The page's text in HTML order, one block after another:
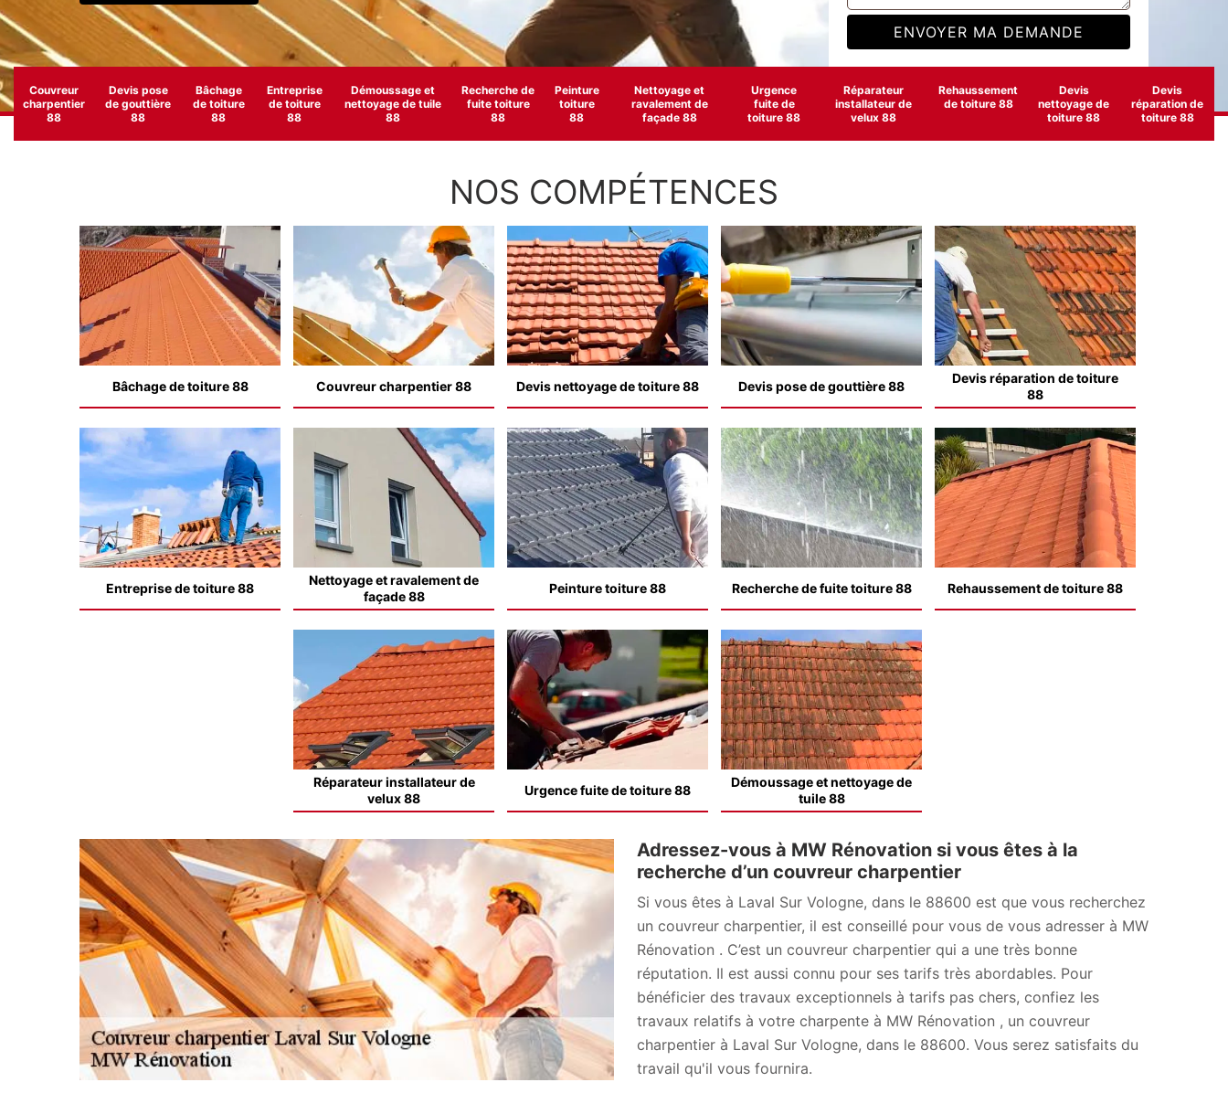
Couvreur
charpentier
88
Devis pose
de gouttière
88
Bâchage
de toiture
88
Entreprise
de toiture
88
Démoussage et
nettoyage de tuile
88
Recherche de
fuite toiture
88
Peinture
toiture
88
Nettoyage et
ravalement de
façade 88
Urgence
fuite de
toiture 88
Réparateur
installateur de
velux 88
Rehaussement
de toiture 88
Devis
nettoyage de
toiture 88
Devis
réparation de
toiture 88
NOS COMPÉTENCES
Bâchage de toiture 88 Couvreur charpentier 88 Devis nettoyage de toiture 88 Devis pose de gouttière 88
Devis réparation de toiture
88
Entreprise de toiture 88
Nettoyage et ravalement de
façade 88
Peinture toiture 88 Recherche de fuite toiture 88 Rehaussement de toiture 88
Réparateur installateur de
velux 88
Urgence fuite de toiture 88
Démoussage et nettoyage de
tuile 88
Adressez-vous à MW Rénovation si vous êtes à la
recherche d’un couvreur charpentier
Si vous êtes à Laval Sur Vologne, dans le 88600 est que vous recherchez
un couvreur charpentier, il est conseillé pour vous de vous adresser à MW
Rénovation . C’est un couvreur charpentier qui a une très bonne
réputation. Il est aussi connu pour ses tarifs très abordables. Pour
bénéficier des travaux exceptionnels à tarifs pas chers, confiez les
travaux relatifs à votre charpente à MW Rénovation , un couvreur
charpentier à Laval Sur Vologne, dans le 88600. Vous serez satisfaits du
travail qu'il vous fournira.